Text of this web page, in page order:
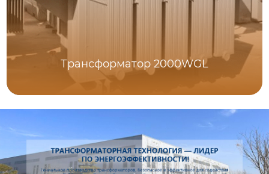
Трансформатор 2000WGL